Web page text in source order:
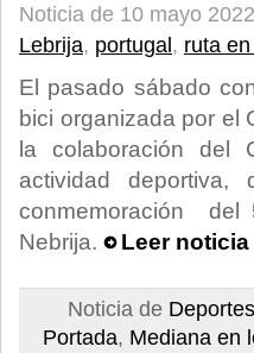
Noticia de 10 mayo
Lebrija, portugal , ruta
El pasado sábado
bici organizada por el
la colaboración del
actividad
conmemoración del
Nebrija.
Leer
Noticia de Deportes
Portada, Mediana en